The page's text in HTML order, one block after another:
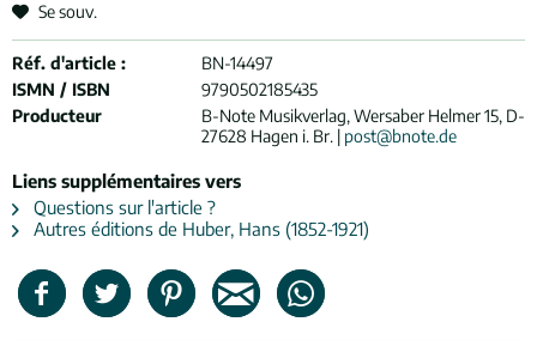
Se souv.
Réf. d'article :
BN-14497
ISMN / ISBN
9790502185435
Producteur
B-Note Musikverlag, Wersaber Helmer 15, D-
27628 Hagen i. Br. | post@bnote.de
Liens supplémentaires vers
Questions sur l'article ?
Autres éditions de Huber, Hans (1852-1921)